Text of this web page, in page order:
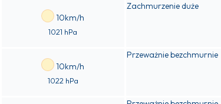
10km/h
1021 hPa
Zachmurzenie duże
10km/h
1022 hPa
Przeważnie bezchmurnie